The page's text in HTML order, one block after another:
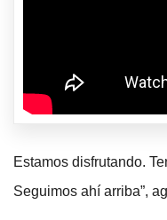
Estamos disfrutando.
Seguimos ahí arriba”,